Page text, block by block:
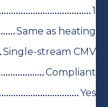
1
Same as heating
Single-stream CMV
Compliant
Yes